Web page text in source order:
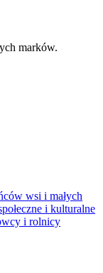
marków.
wsi i małych
i kulturalne
i rolnicy